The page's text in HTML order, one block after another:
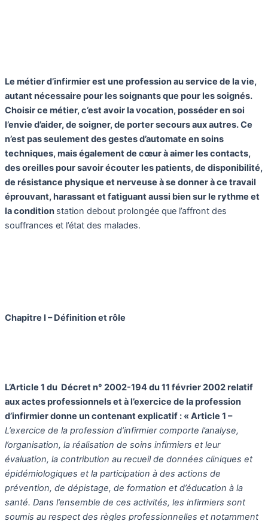
Le métier d’infirmier est une profession au service de la vie,
autant nécessaire pour les soignants que pour les soignés.
Choisir ce métier, c’est avoir la vocation, posséder en soi
l’envie d’aider, de soigner, de porter secours aux autres. Ce
n’est pas seulement des gestes d’automate en soins
techniques, mais également de cœur à aimer les contacts,
des oreilles pour savoir écouter les patients, de disponibilité,
de résistance physique et nerveuse à se donner à ce travail
éprouvant, harassant et fatiguant aussi bien sur le rythme et
la condition station debout prolongée que l’affront des
souffrances et l’état des malades.
Chapitre I – Définition et rôle
L’Article 1 du Décret n° 2002-194 du 11 février 2002 relatif
aux actes professionnels et à l’exercice de la profession
d’infirmier donne un contenant explicatif : « Article 1 –
L’exercice de la profession d’infirmier comporte l’analyse,
l’organisation, la réalisation de soins infirmiers et leur
évaluation, la contribution au recueil de données cliniques et
épidémiologiques et la participation à des actions de
prévention, de dépistage, de formation et d’éducation à la
santé. Dans l’ensemble de ces activités, les infirmiers sont
soumis au respect des règles professionnelles et notamment